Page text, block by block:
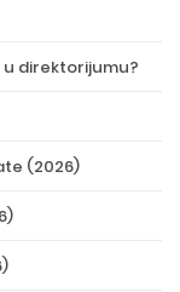
direktorijumu?
(2026)